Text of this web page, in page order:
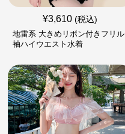
¥3,610 (税込)
地雷系 大きめリボン付きフリル
袖ハイウエスト水着